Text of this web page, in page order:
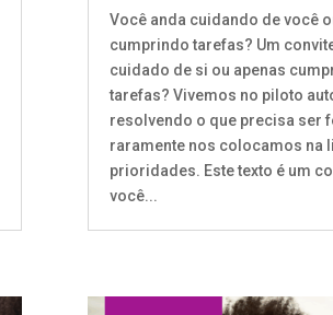
Você anda cuidando de você
cumprindo tarefas? Um
cuidado de si ou apenas
tarefas? Vivemos no piloto
resolvendo o que precisa ser
raramente nos colocamos na
prioridades. Este texto é um
você...